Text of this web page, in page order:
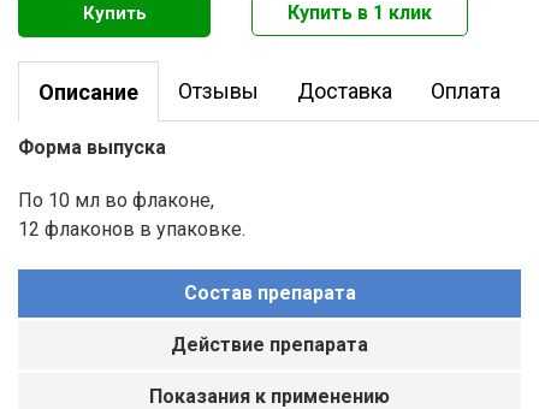
Описание Отзывы Доставка Оплата
Форма выпуска
По 10 мл во флаконе,
12 флаконов в упаковке.
Состав препарата
Действие препарата
Показания к применению